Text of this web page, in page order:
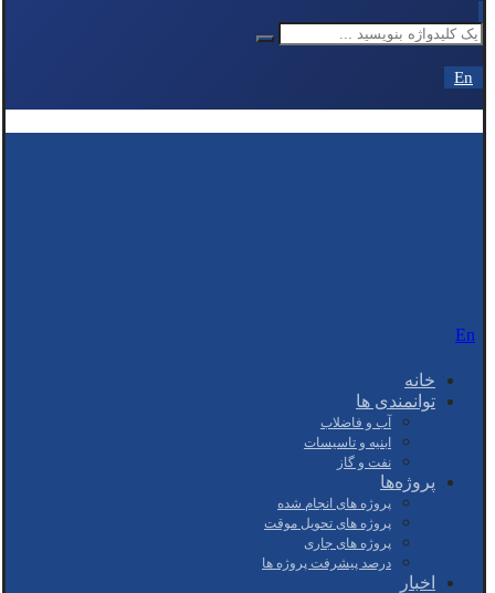
En
En
خانه
توانمندی ها
آب و فاضلاب
ابنیه و تاسیسات
نفت و گاز
پروژه‌ها
پروژه های انجام شده
پروژه های تحویل موقت
پروژه های جاری
درصد پیشرفت پروژه ها
اخبار